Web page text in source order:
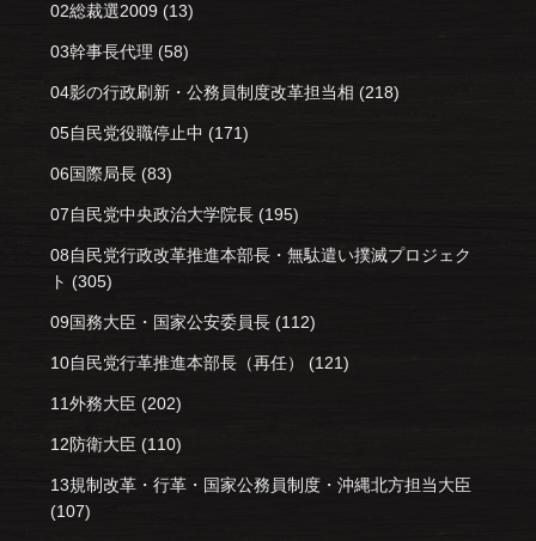
02総裁選2009 (13)
03幹事長代理 (58)
04影の行政刷新・公務員制度改革担当相 (218)
05自民党役職停止中 (171)
06国際局長 (83)
07自民党中央政治大学院長 (195)
08自民党行政改革推進本部長・無駄遣い撲滅プロジェク
ト (305)
09国務大臣・国家公安委員長 (112)
10自民党行革推進本部長（再任） (121)
11外務大臣 (202)
12防衛大臣 (110)
13規制改革・行革・国家公務員制度・沖縄北方担当大臣
(107)